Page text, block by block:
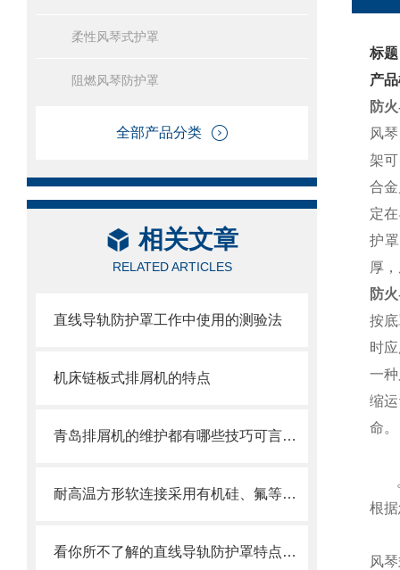
柔性风琴式护罩
阻燃风琴防护罩
全部产品分类
相关文章
RELATED ARTICLES
直线导轨防护罩工作中使用的测验法
机床链板式排屑机的特点
青岛排屑机的维护都有哪些技巧可言，来看了
耐高温方形软连接采用有机硅、氟等高分子材料涂覆处理
看你所不了解的直线导轨防护罩特点介绍
标
产
防
风
架
合
定
护
厚
防
按
时
一
缩
命。
根
风